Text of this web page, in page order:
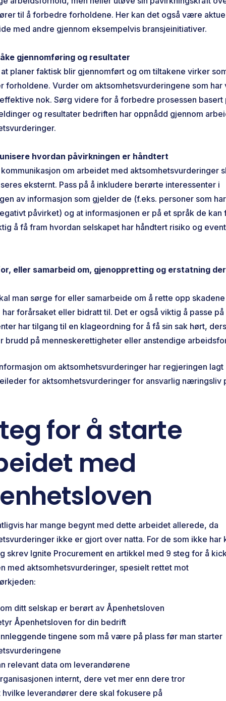
til å forbedre forholdene. Her kan det også være
med andre gjennom eksempelvis bransjeinitiativer.
gjennomføring og resultater
planer faktisk blir gjennomført og om tiltakene virker
forholdene. Vurder om aktsomhetsvurderingene som
nok. Sørg videre for å forbedre prosessen basert
og resultater bedriften har oppnådd gjennom
hvordan påvirkningen er håndtert
om arbeidet med aktsomhetsvurderinger
eksternt. Pass på å inkludere berørte interessenter i
av informasjon som gjelder de (f.eks. personer som
påvirket) og at informasjonen er på et språk de kan
å få fram hvordan selskapet har håndtert risiko og
eller samarbeid om, gjenoppretting og erstatning
man sørge for eller samarbeide om å rette opp skadene
forårsaket eller bidratt til. Det er også viktig å passe på
har tilgang til en klageordning for å få sin sak hørt,
brudd på menneskerettigheter eller anstendige
om aktsomhetsvurderinger har regjeringen lagt
for aktsomhetsvurderinger for ansvarlig næringsliv
for å starte
med
har mange begynt med dette arbeidet allerede, da
ikke er gjort over natta. For de som ikke har
skrev Ignite Procurement en artikkel med 9 steg for å
med aktsomhetsvurderinger, spesielt rettet mot
ditt selskap er berørt av Åpenhetsloven
Åpenhetsloven for din bedrift
tingene som må være på plass før man starter
relevant data om leverandørene
internt, dere vet mer enn dere tror
hvilke leverandører dere skal fokusere på